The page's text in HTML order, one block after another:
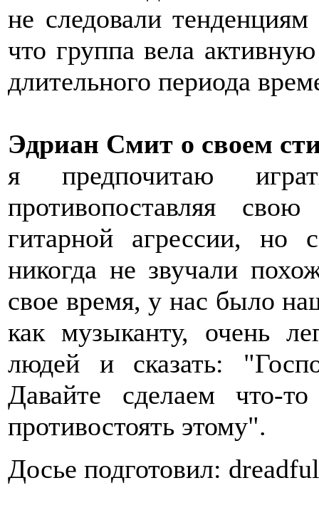
не следовали
что группа вела
длительного периода
Эдриан Смит о своем
я предпочитаю
противопоставляя
гитарной агрессии,
никогда не звучали
свое время, у нас было
как музыканту, очень
людей и сказать:
Давайте сделаем что-
противостоять этому".
Досье подготовил: